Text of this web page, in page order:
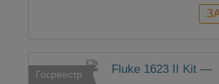
Госреестр